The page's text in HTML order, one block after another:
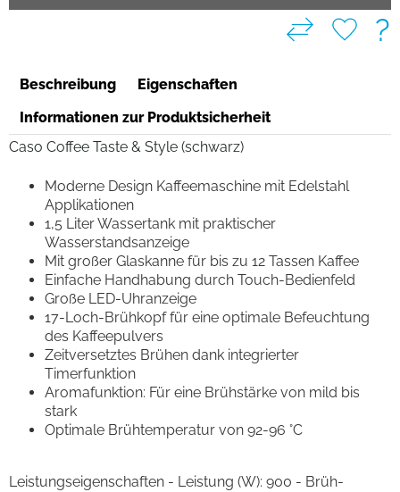
?
Beschreibung
Eigenschaften
Informationen zur Produktsicherheit
Caso Coffee Taste & Style (schwarz)
Moderne Design Kaffeemaschine mit Edelstahl
Applikationen
1,5 Liter Wassertank mit praktischer
Wasserstandsanzeige
Mit großer Glaskanne für bis zu 12 Tassen Kaffee
Einfache Handhabung durch Touch-Bedienfeld
Große LED-Uhranzeige
17-Loch-Brühkopf für eine optimale Befeuchtung
des Kaffeepulvers
Zeitversetztes Brühen dank integrierter
Timerfunktion
Aromafunktion: Für eine Brühstärke von mild bis
stark
Optimale Brühtemperatur von 92-96 °C
Leistungseigenschaften - Leistung (W): 900 - Brüh-